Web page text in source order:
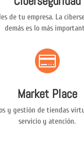
de tu empresa. La
demás es lo más

Market Place
y gestión de tiendas
servicio y atención.